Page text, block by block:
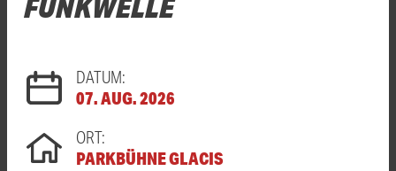
DATUM:
07. AUG. 2026
ORT:
PARKBÜHNE GLACIS